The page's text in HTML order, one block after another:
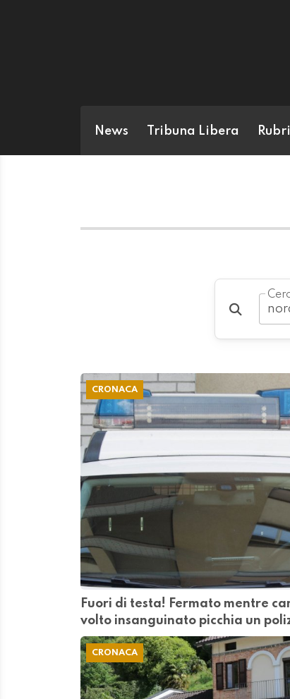
News Tribuna Libera
CRONACA
Fuori di testa! Fermato mentre
volto insanguinato picchia un
CRONACA